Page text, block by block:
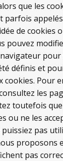
que les
parfois
de cookies
pouvez
définis et
cookies. Pour
les
toutefois
ou ne les
pas
proposons
pas